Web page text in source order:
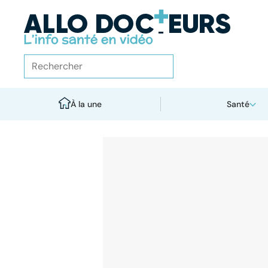
À la une Santé